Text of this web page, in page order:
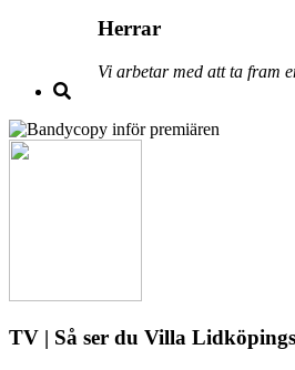
Herrar
Vi arbetar med att ta fram
TV | Så ser du Villa